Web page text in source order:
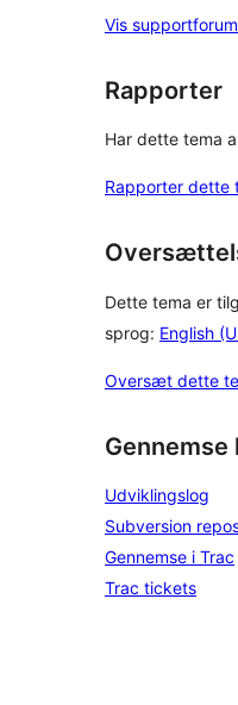
Vis supportforum
Rapporter
Har dette tema
Rapporter dette
Dette tema er
sprog: English
Oversæt dette
Gennemse
Udviklingslog
Subversion
Gennemse i Trac
Trac tickets